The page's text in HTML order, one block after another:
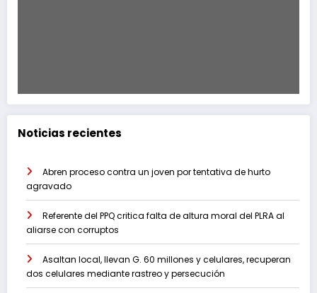
Noticias recientes
Abren proceso contra un joven por tentativa de hurto
agravado
Referente del PPQ critica falta de altura moral del PLRA al
aliarse con corruptos
Asaltan local, llevan G. 60 millones y celulares, recuperan
dos celulares mediante rastreo y persecución